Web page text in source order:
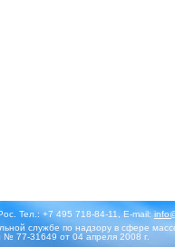
Тел.: +7 495 718-84-11, E-mail:
службе по надзору в сфере
№ 77-31649 от 04 апреля 2008 г.